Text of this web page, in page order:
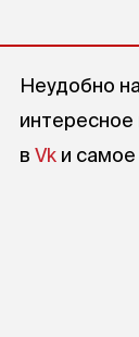
Неудобно
интересное
в Vk и самое